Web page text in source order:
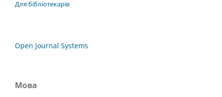
Для бібліотекарів
Open Journal Systems
Мова